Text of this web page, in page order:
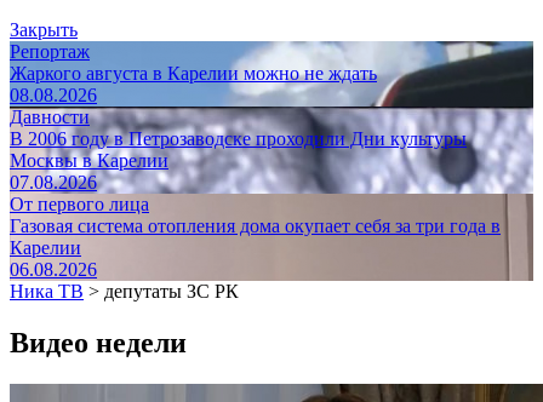
Закрыть
Репортаж
Жаркого августа в Карелии можно не ждать
08.08.2026
Давности
В 2006 году в Петрозаводске проходили Дни культуры
Москвы в Карелии
07.08.2026
От первого лица
Газовая система отопления дома окупает себя за три года в
Карелии
06.08.2026
Ника ТВ > депутаты ЗС РК
Видео недели